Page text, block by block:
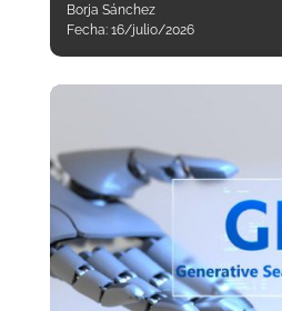
Borja Sánchez
Fecha: 16/julio/2026